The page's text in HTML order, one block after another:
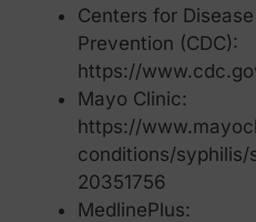
Centers for
Prevention (CDC):
https://
Mayo Clinic:
https://
conditions/
20351756
MedlinePlus: